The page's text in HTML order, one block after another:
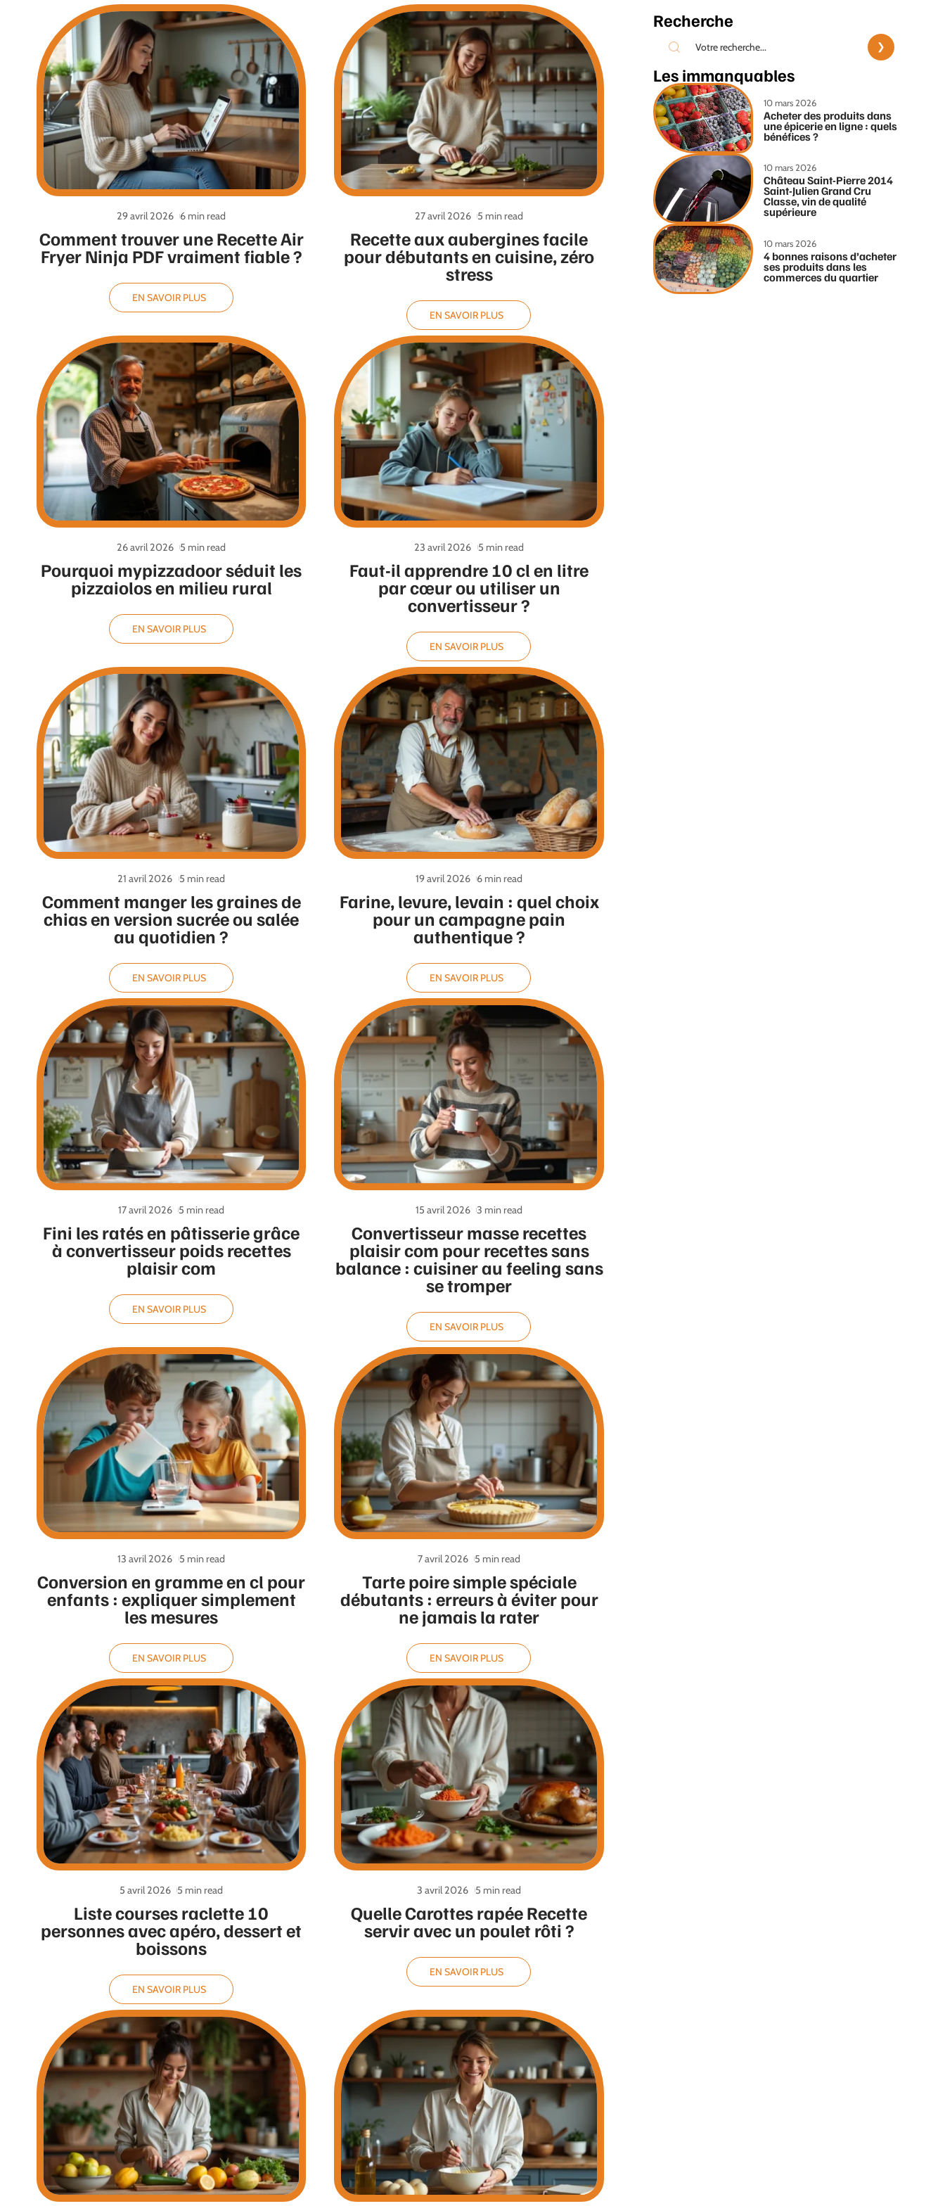
Comment trouver une Recette Air
Fryer Ninja PDF vraiment fiable ?
29 avril 2026 6 min read
EN SAVOIR PLUS
Recette aux aubergines facile
pour débutants en cuisine, zéro
stress
27 avril 2026 5 min read
EN SAVOIR PLUS
Pourquoi mypizzadoor séduit les
pizzaiolos en milieu rural
26 avril 2026 5 min read
EN SAVOIR PLUS
Faut-il apprendre 10 cl en litre
par cœur ou utiliser un
convertisseur ?
23 avril 2026 5 min read
EN SAVOIR PLUS
Comment manger les graines de
chias en version sucrée ou salée
au quotidien ?
21 avril 2026 5 min read
EN SAVOIR PLUS
Farine, levure, levain : quel choix
pour un campagne pain
authentique ?
19 avril 2026 6 min read
EN SAVOIR PLUS
Fini les ratés en pâtisserie grâce
à convertisseur poids recettes
plaisir com
17 avril 2026 5 min read
EN SAVOIR PLUS
Convertisseur masse recettes
plaisir com pour recettes sans
balance : cuisiner au feeling sans
se tromper
15 avril 2026 3 min read
EN SAVOIR PLUS
Conversion en gramme en cl pour
enfants : expliquer simplement
les mesures
13 avril 2026 5 min read
EN SAVOIR PLUS
Tarte poire simple spéciale
débutants : erreurs à éviter pour
ne jamais la rater
7 avril 2026 5 min read
EN SAVOIR PLUS
Liste courses raclette 10
personnes avec apéro, dessert et
boissons
5 avril 2026 5 min read
EN SAVOIR PLUS
Quelle Carottes rapée Recette
servir avec un poulet rôti ?
3 avril 2026 5 min read
EN SAVOIR PLUS
Recherche
Les immanquables
10 mars 2026
Acheter des produits dans
une épicerie en ligne : quels
bénéfices ?
10 mars 2026
Château Saint-Pierre 2014
Saint-Julien Grand Cru
Classe, vin de qualité
supérieure
10 mars 2026
4 bonnes raisons d’acheter
ses produits dans les
commerces du quartier